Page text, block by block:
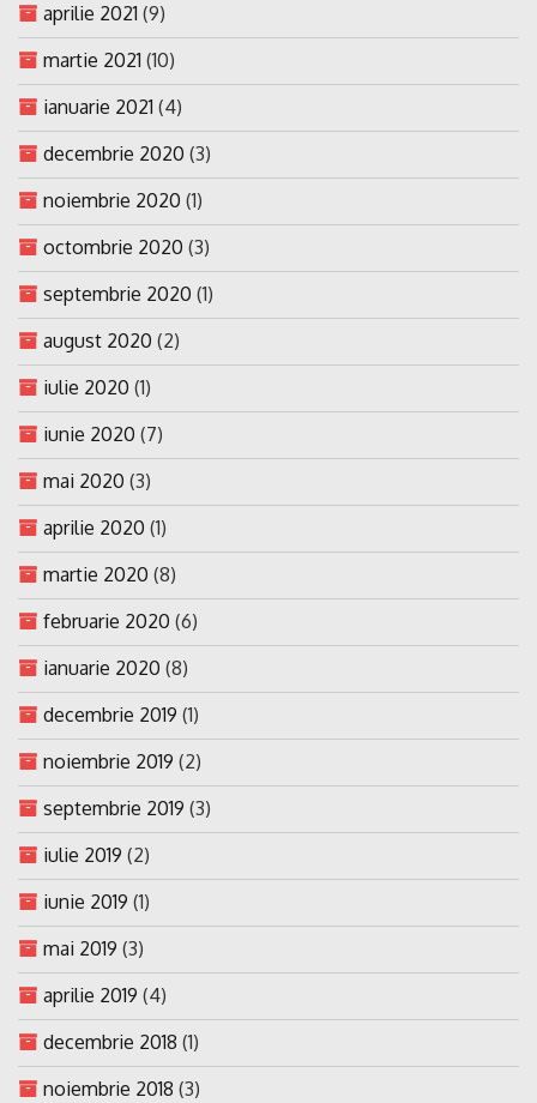
aprilie 2021 (9)
martie 2021 (10)
ianuarie 2021 (4)
decembrie 2020 (3)
noiembrie 2020 (1)
octombrie 2020 (3)
septembrie 2020 (1)
august 2020 (2)
iulie 2020 (1)
iunie 2020 (7)
mai 2020 (3)
aprilie 2020 (1)
martie 2020 (8)
februarie 2020 (6)
ianuarie 2020 (8)
decembrie 2019 (1)
noiembrie 2019 (2)
septembrie 2019 (3)
iulie 2019 (2)
iunie 2019 (1)
mai 2019 (3)
aprilie 2019 (4)
decembrie 2018 (1)
noiembrie 2018 (3)